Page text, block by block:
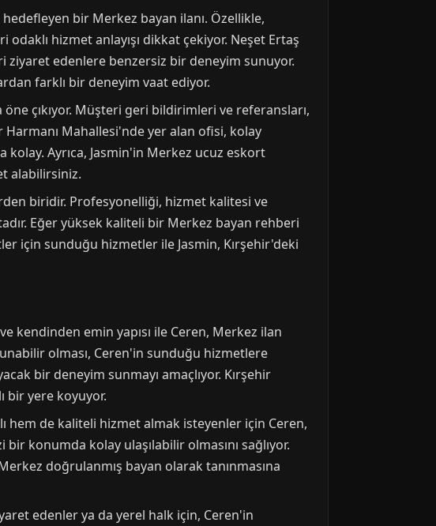
bir Merkez bayan ilanı. Özellikle,
hizmet anlayışı dikkat çekiyor. Neşet Ertaş
ziyaret edenlere benzersiz bir deneyim sunuyor.
farklı bir deneyim vaat ediyor.
çıkıyor. Müşteri geri bildirimleri ve referansları,
Mahallesi'nde yer alan ofisi, kolay
Ayrıca, Jasmin'in Merkez ucuz eskort
alabilirsiniz.
biridir. Profesyonelliği, hizmet kalitesi ve
Eğer yüksek kaliteli bir Merkez bayan rehberi
için sunduğu hizmetler ile Jasmin, Kırşehir'deki
kendinden emin yapısı ile Ceren, Merkez ilan
olması, Ceren'in sunduğu hizmetlere
bir deneyim sunmayı amaçlıyor. Kırşehir
bir yere koyuyor.
hem de kaliteli hizmet almak isteyenler için Ceren,
konumda kolay ulaşılabilir olmasını sağlıyor.
doğrulanmış bayan olarak tanınmasına
edenler ya da yerel halk için, Ceren'in